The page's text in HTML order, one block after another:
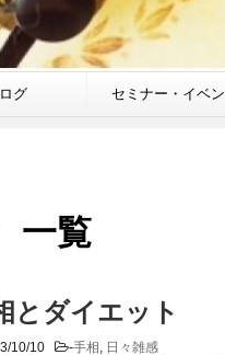
ログ セミナー・イベン
一覧
とダイエット
10/10 -手相, 日々雑感